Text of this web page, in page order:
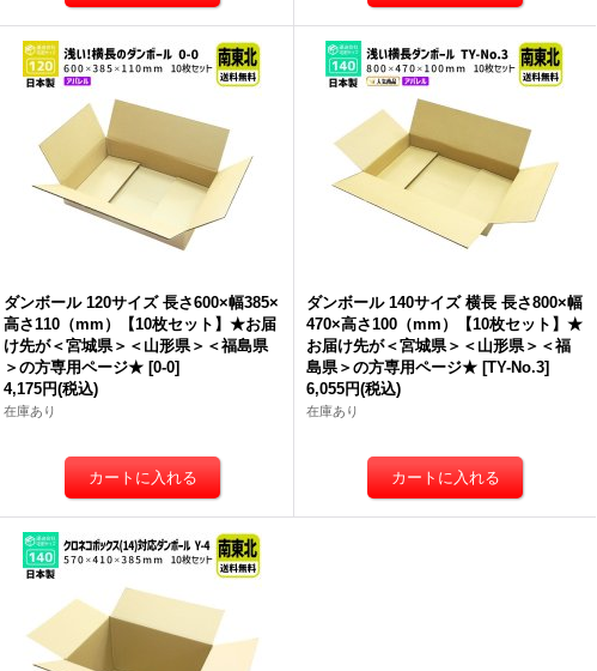
高さ270（m
サイズ、海外発
発送用、ダブル
W）、厚さ8m
長さ330×幅240×高さ240（m
m）【宅配100サイズ、海外発
送用・重量物発送用、ダブル
カートン（K5/W）、厚さ8m
(税込)
在庫あり
長さ300×幅210×高さ200（m
m）【宅配80サイズ、海外発
送用・重量物発送用、ダブル
カートン（K5/W）、厚さ8m
m】【送料別】
230円(税込)
在庫あり
ダンボール 120サイズ 長さ600×幅385×
高さ110（mm）【10枚セット】★お届
け先が＜宮城県＞＜山形県＞＜福島県
＞の方専用ページ★ [0-0]
4,175円(税込)
在庫あり
ダンボール 140サイズ 横長 長さ800×幅
470×高さ100（mm）【10枚セット】★
お届け先が＜宮城県＞＜山形県＞＜福
島県＞の方専用ページ★ [TY-No.3]
6,055円(税込)
在庫あり